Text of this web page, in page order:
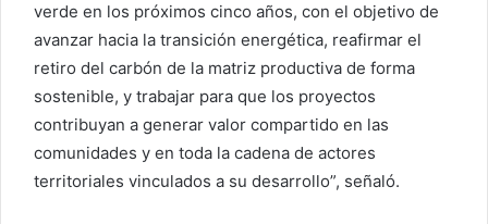
verde en los próximos cinco años, con el objetivo de
avanzar hacia la transición energética, reafirmar el
retiro del carbón de la matriz productiva de forma
sostenible, y trabajar para que los proyectos
contribuyan a generar valor compartido en las
comunidades y en toda la cadena de actores
territoriales vinculados a su desarrollo”, señaló.